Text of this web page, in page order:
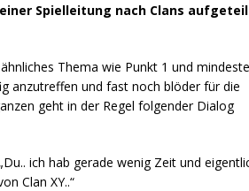
Spielleitung nach Clans
Thema wie Punkt 1 und
anzutreffen und fast noch blöder für die
geht in der Regel folgender Dialog
ich hab gerade wenig Zeit und
Clan XY..“